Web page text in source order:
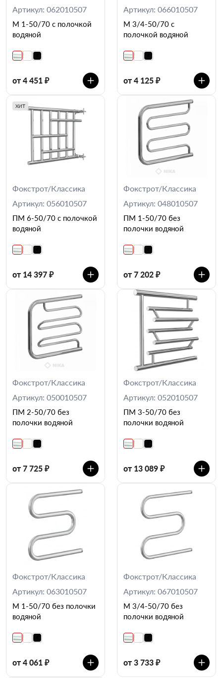
Артикул: 062010507
М 1-50/70 с полочкой
водяной
от 4 451 ₽
Артикул: 066010507
М 3/4-50/70 с
полочкой водяной
от 4 125 ₽
ХИТ
Фокстрот/Классика
Артикул: 056010507
ПМ 6-50/70 с полочкой
водяной
от 14 397 ₽
Фокстрот/Классика
Артикул: 048010507
ПМ 1-50/70 без
полочки водяной
от 7 202 ₽
Фокстрот/Классика
Артикул: 050010507
ПМ 2-50/70 без
полочки водяной
от 7 725 ₽
Фокстрот/Классика
Артикул: 052010507
ПМ 3-50/70 без
полочки водяной
от 13 089 ₽
Фокстрот/Классика
Артикул: 063010507
М 1-50/70 без полочки
водяной
от 4 061 ₽
Фокстрот/Классика
Артикул: 067010507
М 3/4-50/70 без
полочки водяной
от 3 733 ₽